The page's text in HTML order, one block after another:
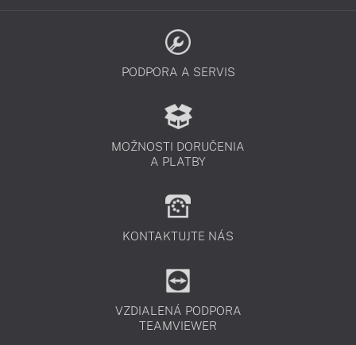
PODPORA A SERVIS
MOŽNOSTI DORUČENIA
A PLATBY
KONTAKTUJTE NÁS
VZDIALENÁ PODPORA
TEAMVIEWER